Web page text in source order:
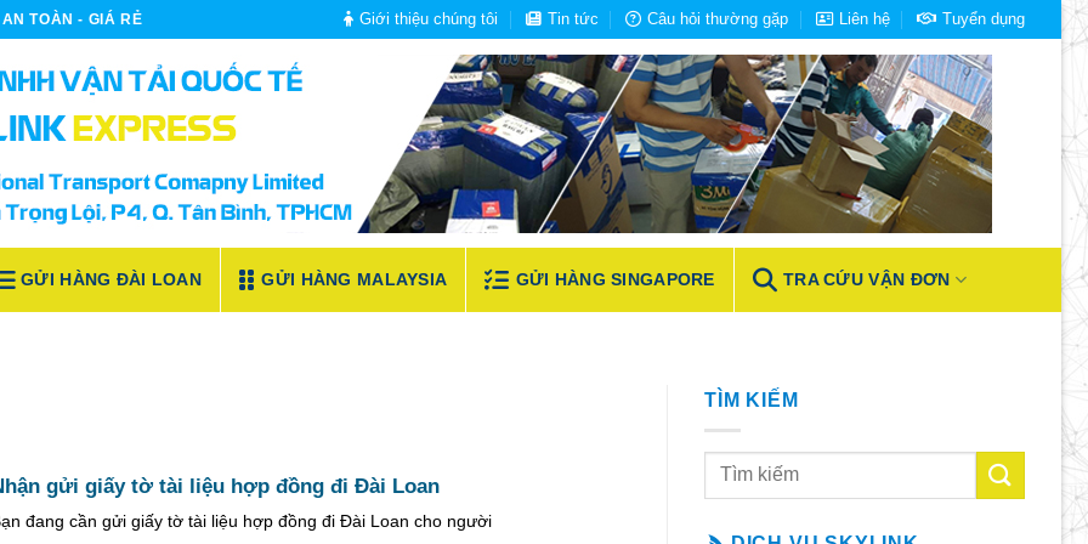
TOÀN - GIÁ RẺ Giới thiệu chúng tôi Tin tức Câu hỏi thường gặp Liên hệ Tuyển dụng
GỬI HÀNG ĐÀI LOAN GỬI HÀNG MALAYSIA GỬI HÀNG SINGAPORE TRA CỨU VẬN ĐƠN
gửi giấy tờ tài liệu hợp đồng đi Đài Loan
đang cần gửi giấy tờ tài liệu hợp đồng đi Đài Loan cho người
TÌM KIẾM